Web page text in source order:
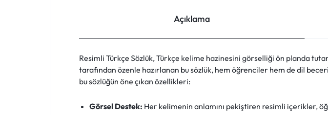
ŞEYI
BULABILECEĞINIZ
ONLINE
ALIŞVERIŞ
Açıklama
Resimli Türkçe Sözlük, Türkçe kelime hazinesini görselliği ön planda
tarafından özenle hazırlanan bu sözlük, hem öğrenciler hem de dil
bu sözlüğün öne çıkan özellikleri:
Görsel Destek: Her kelimenin anlamını pekiştiren resimli içerikler,